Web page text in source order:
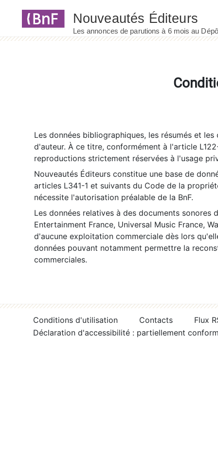
Les données bibliographiques, les résumés et
d'auteur. À ce titre, conformément à l'article
reproductions strictement réservées à l'usage
Nouveautés Éditeurs constitue une base de
articles L341-1 et suivants du Code de la
nécessite l'autorisation préalable de la BnF.
Les données relatives à des documents sonores
Entertainment France, Universal Music France,
d'aucune exploitation commerciale dès lors
données pouvant notamment permettre la
commerciales.
Conditions d'utilisation Contacts
Flux
Déclaration d'accessibilité : partiellement